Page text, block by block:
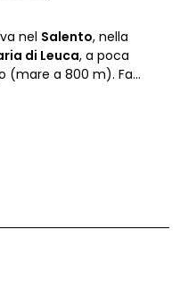
nel Salento, nella
di Leuca, a poca
(mare a 800 m). Fa